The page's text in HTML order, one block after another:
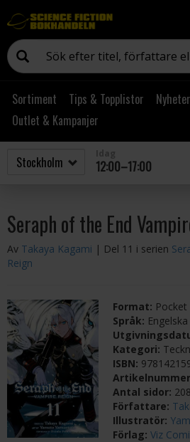
Sortiment Tips & Topplistor
Outlet & Kampanjer
12:00–17:00
Seraph of the End
Av Takaya Kagami | Del 11 i serien
Reign
Format: Pocket
Språk: Engelska
Kategori:
ISBN:
Antal sidor: 208
Författare:
Illustratör:
Förlag:Viz